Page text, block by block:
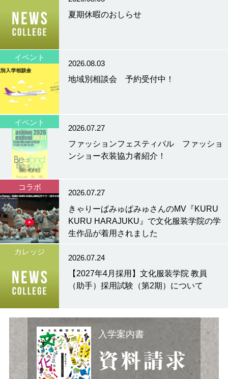
夏期休暇のおしらせ
イベント
2026.08.03
地域別相談会 予約受付中！
イベント
2026.07.27
ファッションフェスティバル ファッショ
ンショー衣装協力者紹介！
コラボ
2026.07.27
きゃりーぱみゅぱみゅさんのMV『KURU
KURU HARAJUKU』で文化服装学院の学
生作品が着用されました
カレッジ
2026.07.24
【2027年4月採用】文化服装学院 教員
（助手）採用試験（第2期）について
入学案内書
資料請求